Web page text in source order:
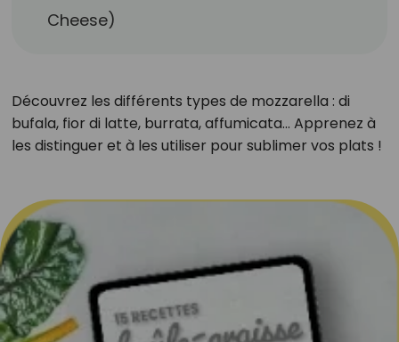
Cheese)
Découvrez les différents types de mozzarella : di
bufala, fior di latte, burrata, affumicata... Apprenez à
les distinguer et à les utiliser pour sublimer vos plats !